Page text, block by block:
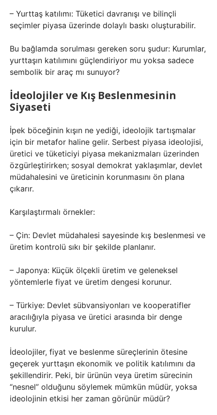
– Yurttaş katılımı: Tüketici davranışı ve bilinçli
seçimler piyasa üzerinde dolaylı baskı oluşturabilir.
Bu bağlamda sorulması gereken soru şudur: Kurumlar,
yurttaşın katılımını güçlendiriyor mu yoksa sadece
sembolik bir araç mı sunuyor?
İdeolojiler ve Kış Beslenmesinin
Siyaseti
İpek böceğinin kışın ne yediği, ideolojik tartışmalar
için bir metafor haline gelir. Serbest piyasa ideolojisi,
üretici ve tüketiciyi piyasa mekanizmaları üzerinden
özgürleştirirken; sosyal demokrat yaklaşımlar, devlet
müdahalesini ve üreticinin korunmasını ön plana
çıkarır.
Karşılaştırmalı örnekler:
– Çin: Devlet müdahalesi sayesinde kış beslenmesi ve
üretim kontrolü sıkı bir şekilde planlanır.
– Japonya: Küçük ölçekli üretim ve geleneksel
yöntemlerle fiyat ve üretim dengesi korunur.
– Türkiye: Devlet sübvansiyonları ve kooperatifler
aracılığıyla piyasa ve üretici arasında bir denge
kurulur.
İdeolojiler, fiyat ve beslenme süreçlerinin ötesine
geçerek yurttaşın ekonomik ve politik katılımını da
şekillendirir. Peki, bir ürünün veya üretim sürecinin
“nesnel” olduğunu söylemek mümkün müdür, yoksa
ideolojinin etkisi her zaman görünür müdür?